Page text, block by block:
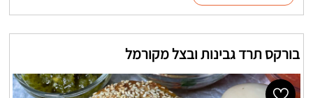
בורקס תרד גבינות ובצל מקורמל